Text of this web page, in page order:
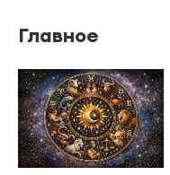
Главное